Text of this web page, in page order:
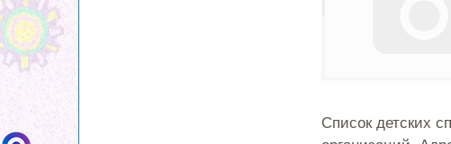
Список детских